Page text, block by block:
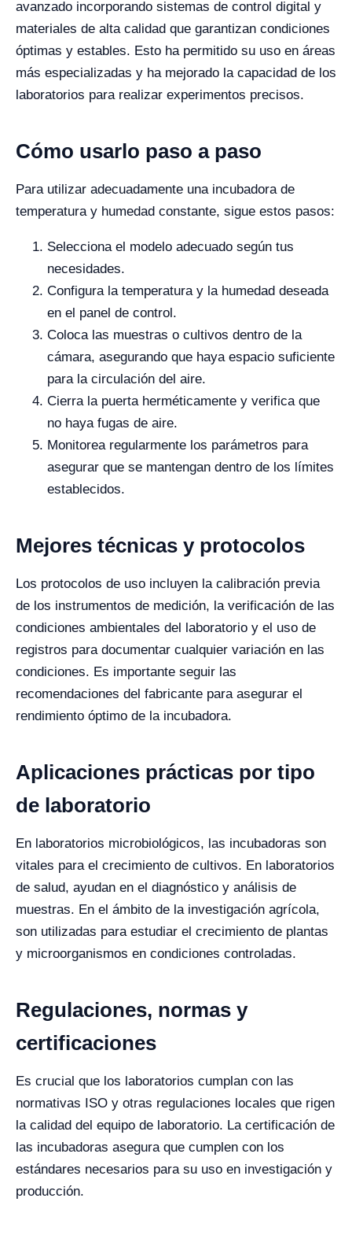
avanzado incorporando sistemas de control digital y
materiales de alta calidad que garantizan condiciones
óptimas y estables. Esto ha permitido su uso en áreas
más especializadas y ha mejorado la capacidad de los
laboratorios para realizar experimentos precisos.
Cómo usarlo paso a paso
Para utilizar adecuadamente una incubadora de
temperatura y humedad constante, sigue estos pasos:
Selecciona el modelo adecuado según tus
necesidades.
Configura la temperatura y la humedad deseada
en el panel de control.
Coloca las muestras o cultivos dentro de la
cámara, asegurando que haya espacio suficiente
para la circulación del aire.
Cierra la puerta herméticamente y verifica que
no haya fugas de aire.
Monitorea regularmente los parámetros para
asegurar que se mantengan dentro de los límites
establecidos.
Mejores técnicas y protocolos
Los protocolos de uso incluyen la calibración previa
de los instrumentos de medición, la verificación de las
condiciones ambientales del laboratorio y el uso de
registros para documentar cualquier variación en las
condiciones. Es importante seguir las
recomendaciones del fabricante para asegurar el
rendimiento óptimo de la incubadora.
Aplicaciones prácticas por tipo
de laboratorio
En laboratorios microbiológicos, las incubadoras son
vitales para el crecimiento de cultivos. En laboratorios
de salud, ayudan en el diagnóstico y análisis de
muestras. En el ámbito de la investigación agrícola,
son utilizadas para estudiar el crecimiento de plantas
y microorganismos en condiciones controladas.
Regulaciones, normas y
certificaciones
Es crucial que los laboratorios cumplan con las
normativas ISO y otras regulaciones locales que rigen
la calidad del equipo de laboratorio. La certificación de
las incubadoras asegura que cumplen con los
estándares necesarios para su uso en investigación y
producción.